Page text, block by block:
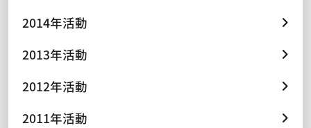
2014年活動
2013年活動
2012年活動
2011年活動